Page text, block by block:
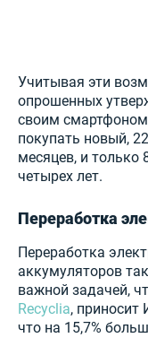
Учитывая эти
опрошенных
своим
покупать новый,
месяцев, и только
четырех лет.
Переработка
Переработка
аккумуляторов
важной задачей,
Recyclia, приносит
что на 15,7%